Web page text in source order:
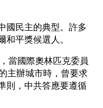
國民主的典型。許多
和平獎候選人。
當國際奧林匹克委員
主辦城市時，曾要求
則，中共答應要遵循